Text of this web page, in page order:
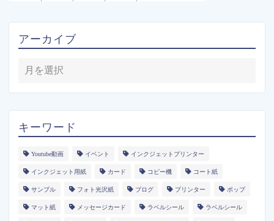
アーカイブ
キーワード
Youtube動画 イベント インクジェットプリンター
インクジェット用紙 カード コピー機 コート紙
サンプル フォト光沢紙 ブログ プリンター ポップ
マット紙 メッセージカード ラベルシール ラベルシール